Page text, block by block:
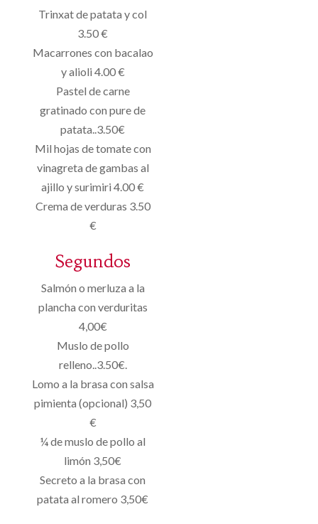
Trinxat de patata y col
3.50 €
Macarrones con bacalao
y alioli 4.00 €
Pastel de carne
gratinado con pure de
patata..3.50€
Mil hojas de tomate con
vinagreta de gambas al
ajillo y surimiri 4.00 €
Crema de verduras 3.50
€
Segundos
Salmón o merluza a la
plancha con verduritas
4,00€
Muslo de pollo
relleno..3.50€.
Lomo a la brasa con salsa
pimienta (opcional) 3,50
€
¼ de muslo de pollo al
limón 3,50€
Secreto a la brasa con
patata al romero 3,50€